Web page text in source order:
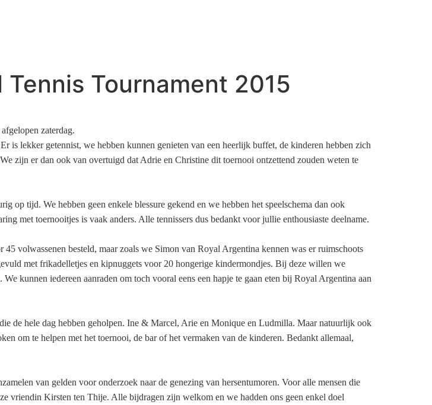
Tournament 2015
zaterdag.
is lekker getennist, we hebben kunnen genieten van een heerlijk buffet, de kinderen hebben zich
zijn er dan ook van overtuigd dat Adrie en Christine dit toernooi ontzettend zouden weten te
op tijd. We hebben geen enkele blessure gekend en we hebben het speelschema dan ook
met toernooitjes is vaak anders. Alle tennissers dus bedankt voor jullie enthousiaste deelname.
volwassenen besteld, maar zoals we Simon van Royal Argentina kennen was er ruimschoots
met frikadelletjes en kipnuggets voor 20 hongerige kindermondjes. Bij deze willen we
kunnen iedereen aanraden om toch vooral eens een hapje te gaan eten bij Royal Argentina aan
de hele dag hebben geholpen. Ine & Marcel, Arie en Monique en Ludmilla. Maar natuurlijk ook
om te helpen met het toernooi, de bar of het vermaken van de kinderen. Bedankt allemaal,
van gelden voor onderzoek naar de genezing van hersentumoren. Voor alle mensen die
vriendin Kirsten ten Thije. Alle bijdragen zijn welkom en we hadden ons geen enkel doel